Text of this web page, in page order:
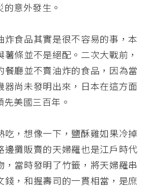
意外發生。
炸食品其實是很不容易的事，本
條並不是絕配。二次大戰前，
餐廳並不賣油炸的食品，因為當
器尚未發明出來，日本在這方面
美國三百年。
吃，想像一下，鹽酥雞如果冷掉
邊攤販賣的天婦羅也是江戶時代
，當時發明了竹籤，將天婦羅串
錢，和握壽司的一貫相當，是庶